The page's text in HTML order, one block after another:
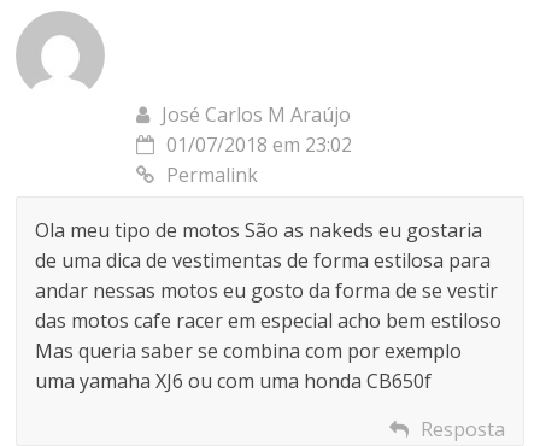
José Carlos M Araújo
01/07/2018 em 23:02
Permalink
Ola meu tipo de motos São as nakeds eu gostaria
de uma dica de vestimentas de forma estilosa para
andar nessas motos eu gosto da forma de se vestir
das motos cafe racer em especial acho bem estiloso
Mas queria saber se combina com por exemplo
uma yamaha XJ6 ou com uma honda CB650f
Resposta